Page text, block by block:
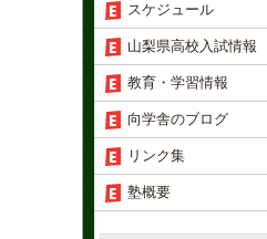
スケジュール
山梨県高校入試情報
教育・学習情報
向学舎のブログ
リンク集
塾概要